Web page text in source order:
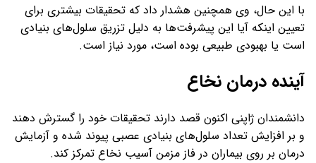
با این حال، وی همچنین هشدار داد که تحقیقات بیشتری برای
تعیین اینکه آیا این پیشرفت‌ها به دلیل تزریق سلول‌های بنیادی
است یا بهبودی طبیعی بوده است، مورد نیاز است.
آینده درمان نخاع
دانشمندان ژاپنی اکنون قصد دارند تحقیقات خود را گسترش دهند
و بر افزایش تعداد سلول‌های بنیادی عصبی پیوند شده و آزمایش
درمان بر روی بیماران در فاز مزمن آسیب نخاع تمرکز کند.